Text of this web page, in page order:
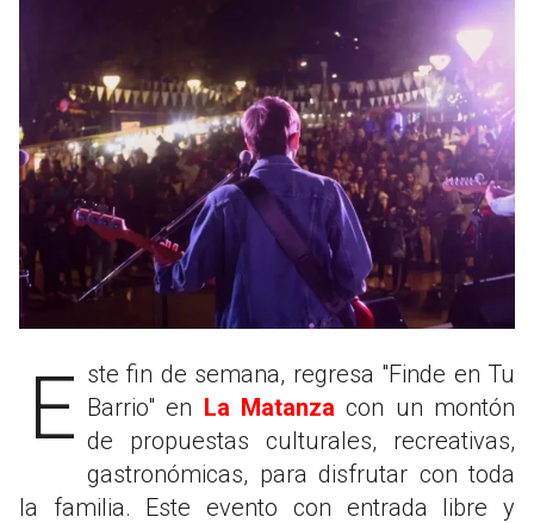
Este fin de semana, regresa "Finde en Tu Barrio" en La Matanza con un montón
de propuestas culturales, recreativas,
gastronómicas, para disfrutar con toda
la familia. Este evento con entrada libre y